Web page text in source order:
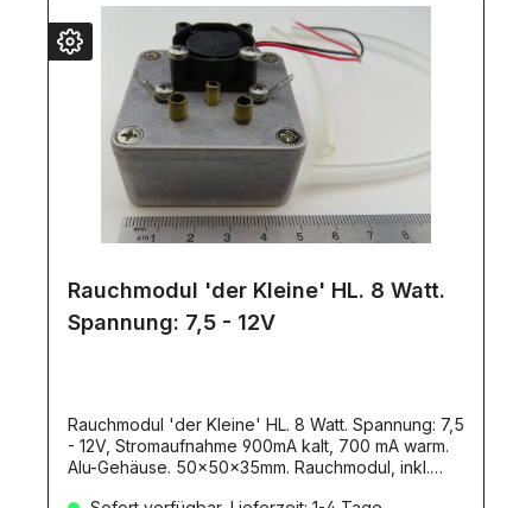
Rauchmodul 'der Kleine' HL. 8 Watt.
Spannung: 7,5 - 12V
Rauchmodul 'der Kleine' HL. 8 Watt. Spannung: 7,5
- 12V, Stromaufnahme 900mA kalt, 700 mA warm.
Alu-Gehäuse. 50x50x35mm. Rauchmodul, inkl.